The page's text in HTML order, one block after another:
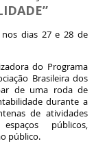
dias 27 e 28 de
do Programa
Brasileira dos
de uma roda de
durante a
de atividades
públicos,
público.